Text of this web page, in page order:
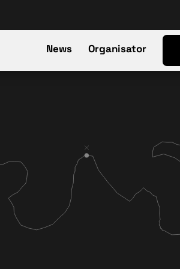
News Organisator